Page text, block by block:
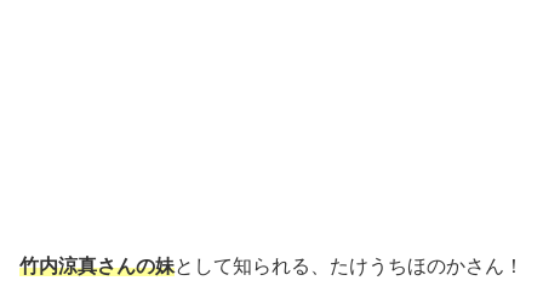
竹内涼真さんの妹として知られる、たけうちほのかさん！